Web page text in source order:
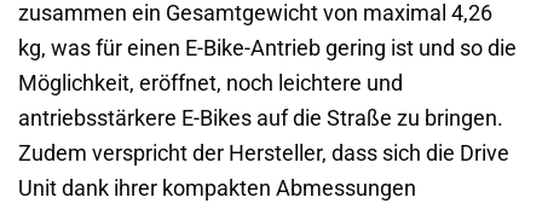
zusammen ein Gesamtgewicht von maximal 4,26
kg, was für einen E-Bike-Antrieb gering ist und so die
Möglichkeit, eröffnet, noch leichtere und
antriebsstärkere E-Bikes auf die Straße zu bringen.
Zudem verspricht der Hersteller, dass sich die Drive
Unit dank ihrer kompakten Abmessungen